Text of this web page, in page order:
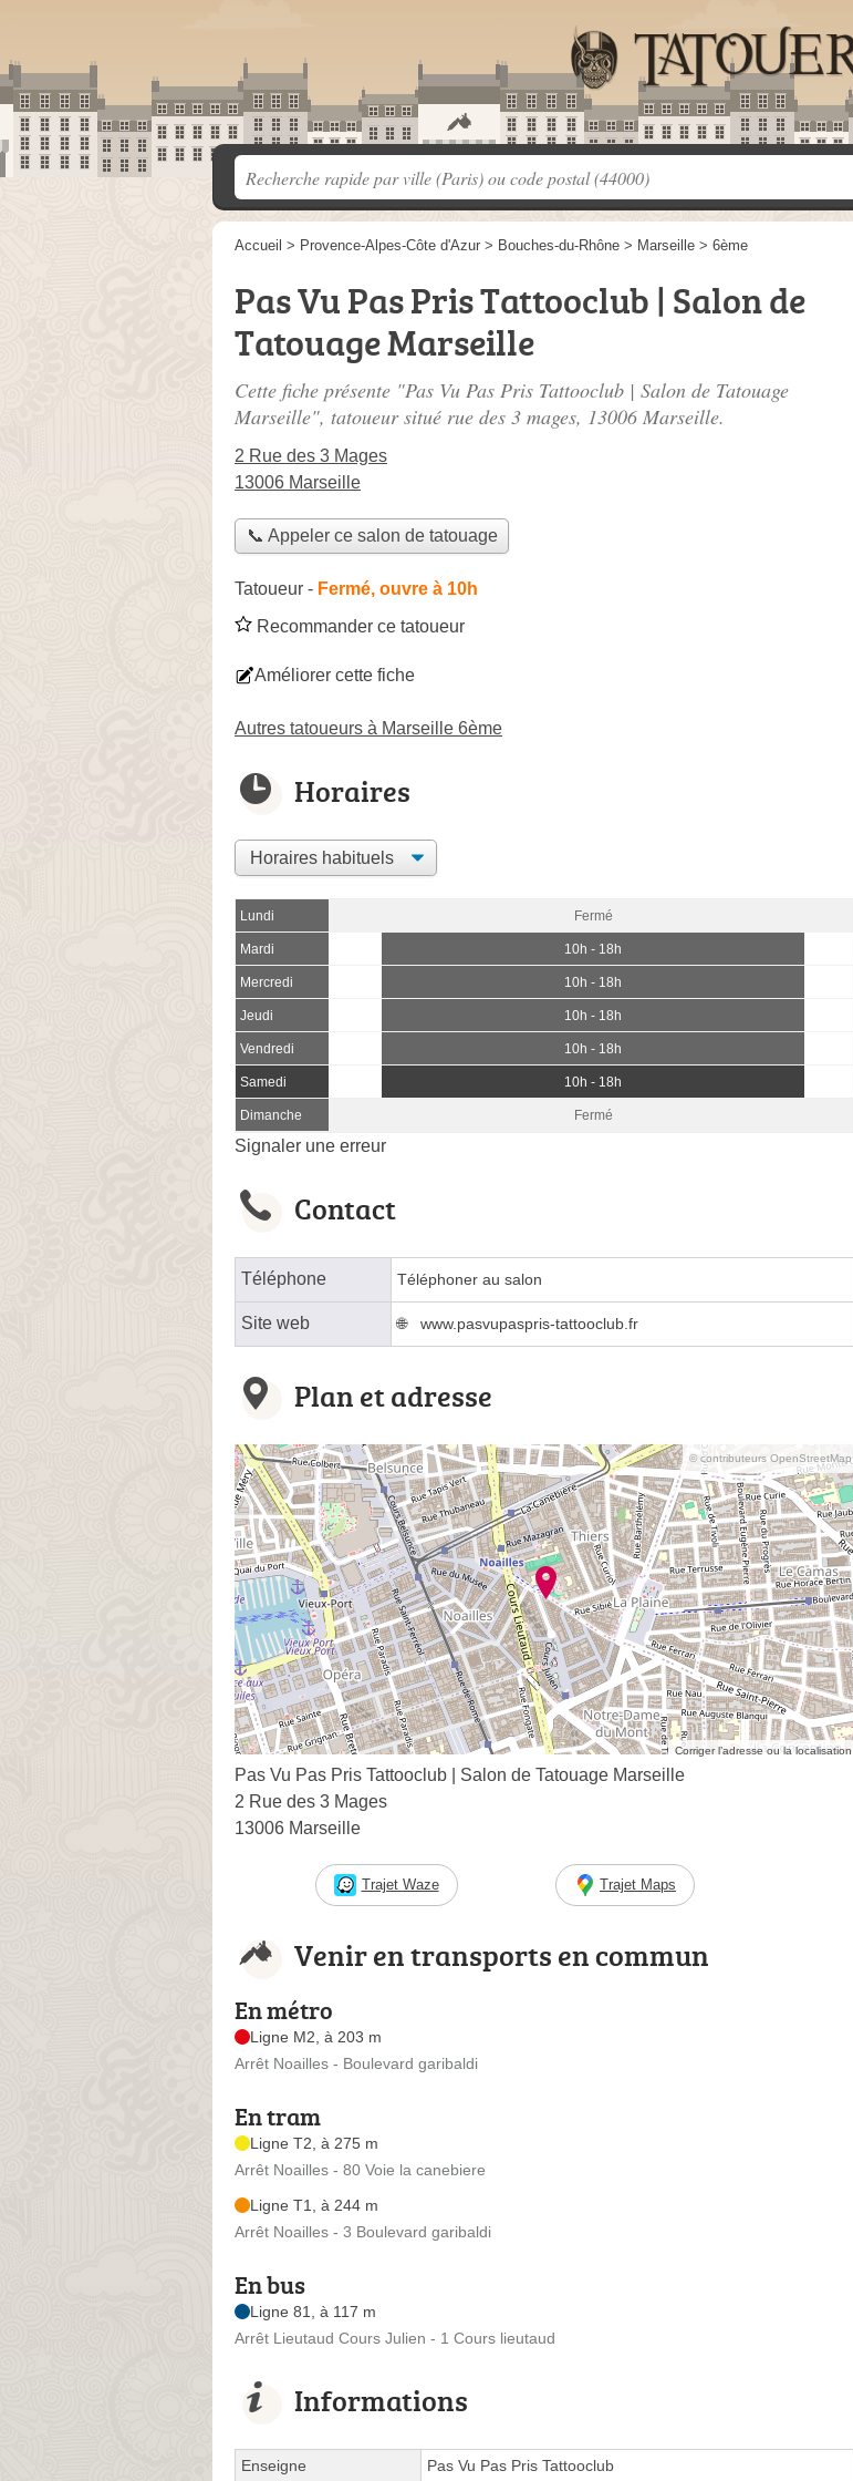
Accueil > Provence-Alpes-Côte d'Azur > Bouches-du-Rhône > Marseille > 6ème
Pas Vu Pas Pris Tattooclub | Salon de
Tatouage Marseille
Cette fiche présente "Pas Vu Pas Pris Tattooclub | Salon de Tatouage
Marseille", tatoueur situé rue des 3 mages, 13006 Marseille.
2 Rue des 3 Mages
13006 Marseille
📞 Appeler ce salon de tatouage
Tatoueur - Fermé, ouvre à 10h
Recommander ce tatoueur
Améliorer cette fiche
Autres tatoueurs à Marseille 6ème
Horaires
Lundi Fermé
Mardi 10h - 18h
Mercredi 10h - 18h
Jeudi 10h - 18h
Vendredi 10h - 18h
Samedi 10h - 18h
Dimanche Fermé
Signaler une erreur
Contact
Téléphone Téléphoner au salon
Site web www.pasvupaspris-tattooclub.fr
Plan et adresse
© contributeurs OpenStreetMap
Corriger l’adresse ou la localisation
Pas Vu Pas Pris Tattooclub | Salon de Tatouage Marseille
2 Rue des 3 Mages
13006 Marseille
Trajet Waze Trajet Maps
Venir en transports en commun
En métro
Ligne M2, à 203 m
Arrêt Noailles - Boulevard garibaldi
En tram
Ligne T2, à 275 m
Arrêt Noailles - 80 Voie la canebiere
Ligne T1, à 244 m
Arrêt Noailles - 3 Boulevard garibaldi
En bus
Ligne 81, à 117 m
Arrêt Lieutaud Cours Julien - 1 Cours lieutaud
Informations
Enseigne Pas Vu Pas Pris Tattooclub